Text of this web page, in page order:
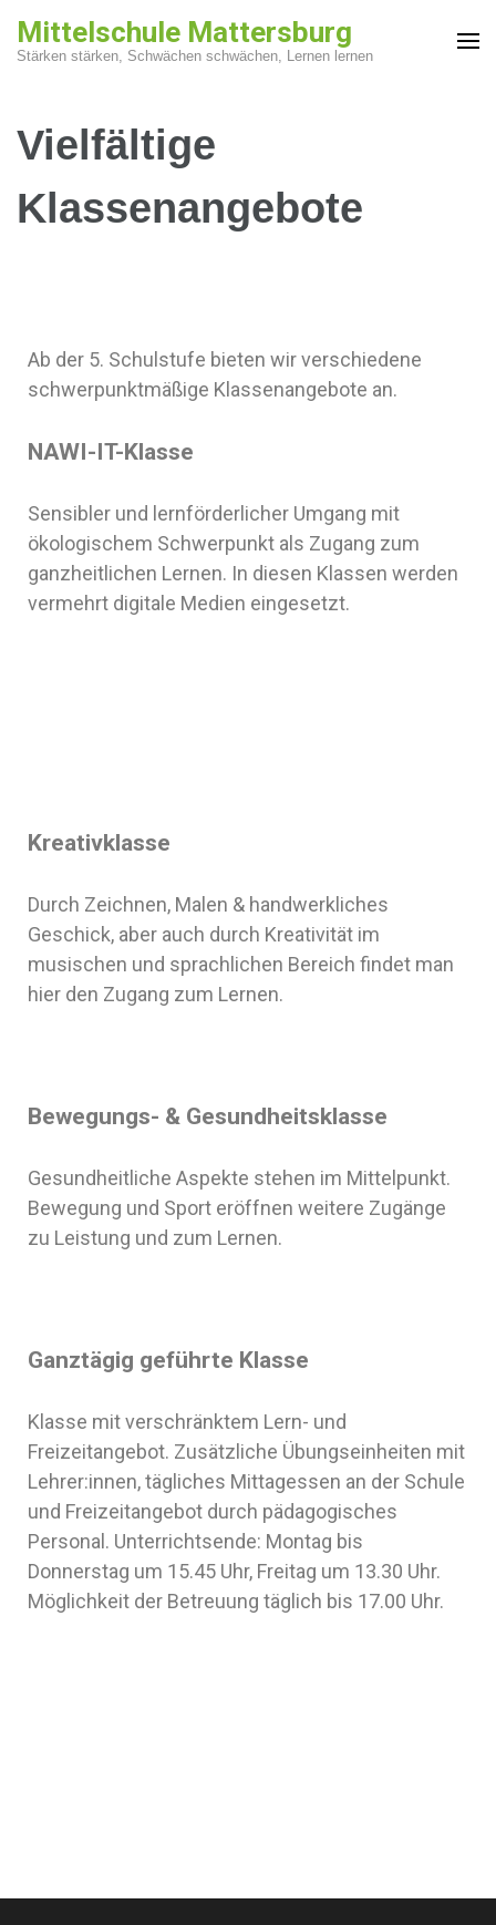
Mittelschule Mattersburg
Stärken stärken, Schwächen schwächen, Lernen lernen
Vielfältige
Klassenangebote
Ab der 5. Schulstufe bieten wir verschiedene
schwerpunktmäßige Klassenangebote an.
NAWI-IT-Klasse
Sensibler und lernförderlicher Umgang mit
ökologischem Schwerpunkt als Zugang zum
ganzheitlichen Lernen. In diesen Klassen werden
vermehrt digitale Medien eingesetzt.
Kreativklasse
Durch Zeichnen, Malen & handwerkliches
Geschick, aber auch durch Kreativität im
musischen und sprachlichen Bereich findet man
hier den Zugang zum Lernen.
Bewegungs- & Gesundheitsklasse
Gesundheitliche Aspekte stehen im Mittelpunkt.
Bewegung und Sport eröffnen weitere Zugänge
zu Leistung und zum Lernen.
Ganztägig geführte Klasse
Klasse mit verschränktem Lern- und
Freizeitangebot. Zusätzliche Übungseinheiten mit
Lehrer:innen, tägliches Mittagessen an der Schule
und Freizeitangebot durch pädagogisches
Personal. Unterrichtsende: Montag bis
Donnerstag um 15.45 Uhr, Freitag um 13.30 Uhr.
Möglichkeit der Betreuung täglich bis 17.00 Uhr.